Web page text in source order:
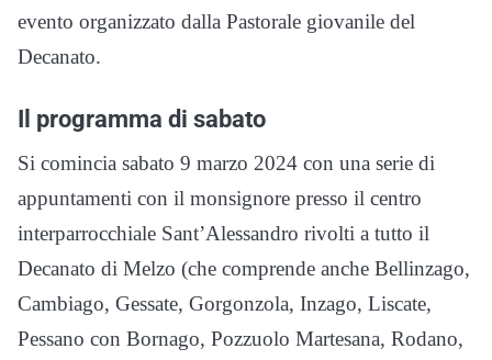
evento organizzato dalla Pastorale giovanile del
Decanato.
Il programma di sabato
Si comincia sabato 9 marzo 2024 con una serie di
appuntamenti con il monsignore presso il centro
interparrocchiale Sant’Alessandro rivolti a tutto il
Decanato di Melzo (che comprende anche Bellinzago,
Cambiago, Gessate, Gorgonzola, Inzago, Liscate,
Pessano con Bornago, Pozzuolo Martesana, Rodano,